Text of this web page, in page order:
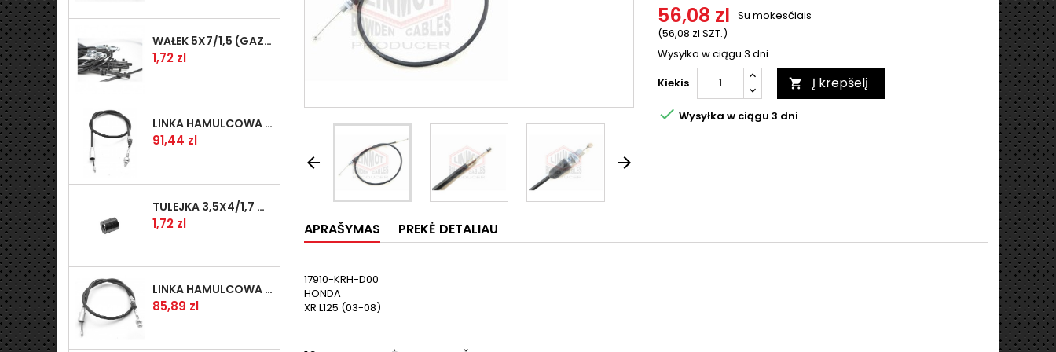
WAŁEK 5X7/1,5 (GAZ WSK)(PR5)
Kaina
1,72 zl
LINKA HAMULCOWA PRZYCZEPY KNOTT 1240/1030 33921-1.11S
Kaina
91,44 zl
TULEJKA 3,5X4/1,7 GAZÓW -OCYNK
Kaina
1,72 zl
LINKA HAMULCOWA PRZYCZEPY KNOTT 1040/830 33921-1.07S
Kaina
85,89 zl
 
56,08 zl
(56,08 zl SZT.)
Su mokesčiais
Wysyłka w ciągu 3 dni
Kiekis
 Į krepšelį
 Wysyłka w ciągu 3 dni
APRAŠYMAS PREKĖ DETALIAU
17910-KRH-D00
HONDA
XR L125 (03-08)